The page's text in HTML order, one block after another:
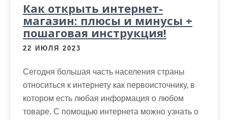
Как открыть интернет-
магазин: плюсы и минусы +
пошаговая инструкция!
22 ИЮЛЯ 2023
Сегодня большая часть населения страны
относиться к интернету как первоисточнику, в
котором есть любая информация о любом
товаре. С помощью интернета можно узнать о